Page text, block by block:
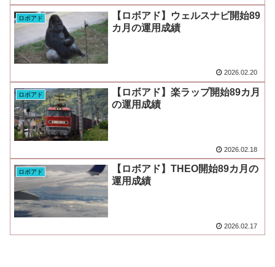
ロボアド
【ロボアド】ウェルスナビ開始89
カ月の運用成績
2026.02.20
ロボアド
【ロボアド】楽ラップ開始89カ月
の運用成績
2026.02.18
ロボアド
【ロボアド】THEO開始89カ月の
運用成績
2026.02.17